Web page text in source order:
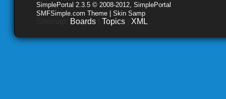
SimplePortal 2.3.5 © 2008-2012, SimplePortal
SMFSimple.com Theme | Skin Samp
Boards Topics XML